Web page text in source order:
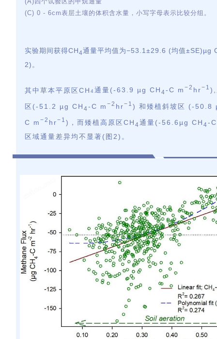
(C) 0 - 6cm表层土壤的体积含水量，小写字母表示比较分组。
实验期间获得CH4通量平均值为−53.1±29.6 (均值±SE)µg
2)。
其中草本平原区CH4通量(-63.9 µg CH 4-C m−2 hr−1),
区 (-51.2 µg CH 4-C m−2 hr−1)和矮植斜坡区 (-50.8
C m−2 hr−1) ，而矮植高原区CH 4通量(-56.6µg CH 4-
区域通量差异均不显著 (图2)。